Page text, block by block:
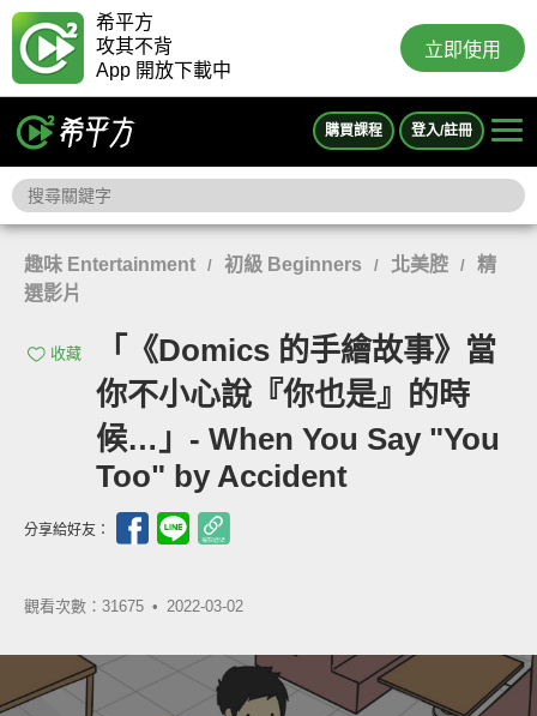
希平方
攻其不背
App 開放下載中
立即使用
購買課程 登入/註冊
趣味 Entertainment / 初級 Beginners / 北美腔 /
精
選影片
收藏
「《Domics 的手繪故事》當
你不小心說『你也是』的時
候…」- When You Say "You
Too" by Accident
分享給好友：
觀看次數：31675 • 2022-03-02